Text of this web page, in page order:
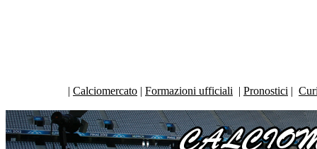
| Calciomercato | Formazioni ufficiali | Pronostici |